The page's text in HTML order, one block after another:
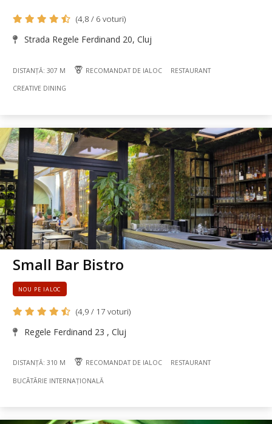
(4,8 / 6 voturi)
Strada Regele Ferdinand 20, Cluj
DISTANȚĂ: 307 M RECOMANDAT DE IALOC RESTAURANT
CREATIVE DINING
Small Bar Bistro
NOU PE IALOC
(4,9 / 17 voturi)
Regele Ferdinand 23 , Cluj
DISTANȚĂ: 310 M RECOMANDAT DE IALOC RESTAURANT
BUCÃTÃRIE INTERNAȚIONALĂ